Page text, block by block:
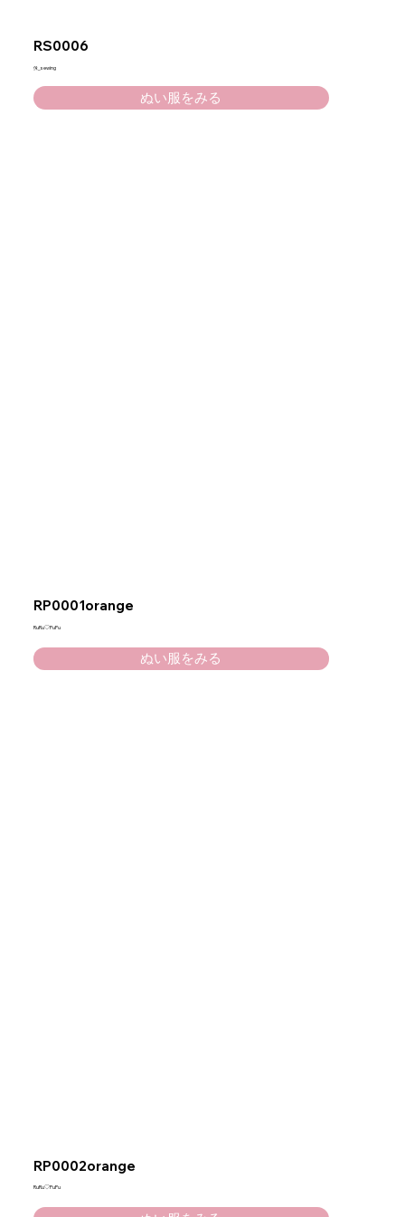
RS0006
ℜ_sewing
ぬい服をみる
RP0001orange
RuRu♡PuPu
ぬい服をみる
RP0002orange
RuRu♡PuPu